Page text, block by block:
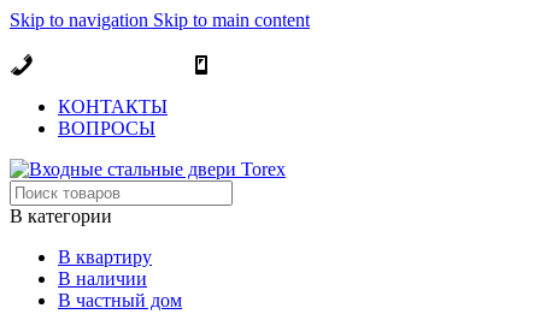
Skip to navigation Skip to main content
КОНТАКТЫ
ВОПРОСЫ
В категории
В квартиру
В наличии
В частный дом